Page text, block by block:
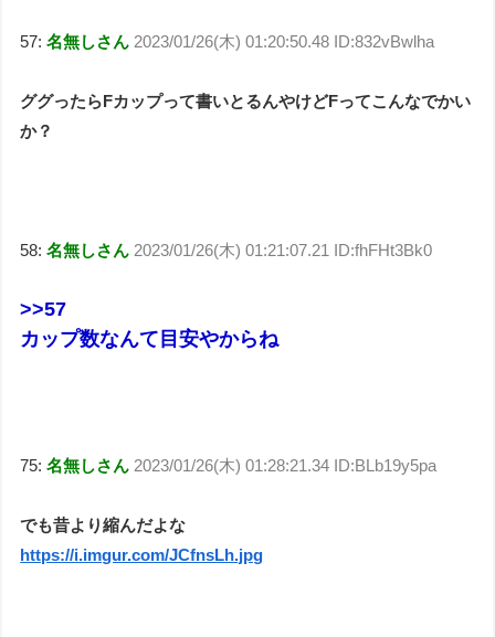
57:名無しさん 2023/01/26(木) 01:20:50.48 ID:832vBwlha
ググったらFカップって書いとるんやけどFってこんなでかい
か？
58:名無しさん 2023/01/26(木) 01:21:07.21 ID:fhFHt3Bk0
>>57
カップ数なんて目安やからね
75:名無しさん 2023/01/26(木) 01:28:21.34 ID:BLb19y5pa
でも昔より縮んだよな
https://i.imgur.com/JCfnsLh.jpg